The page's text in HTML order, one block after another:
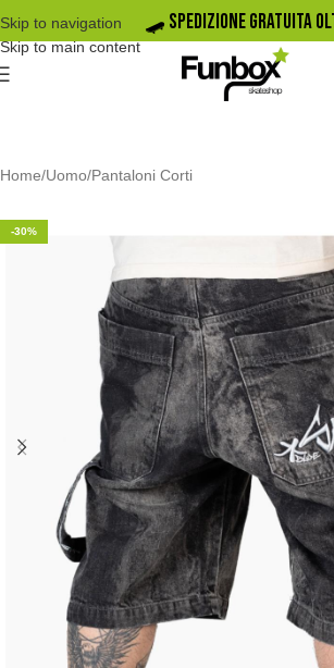
Skip to navigation
Skip to main content
🛹️ SPEDIZIONE
Home/Uomo/Pantaloni Corti
-30%